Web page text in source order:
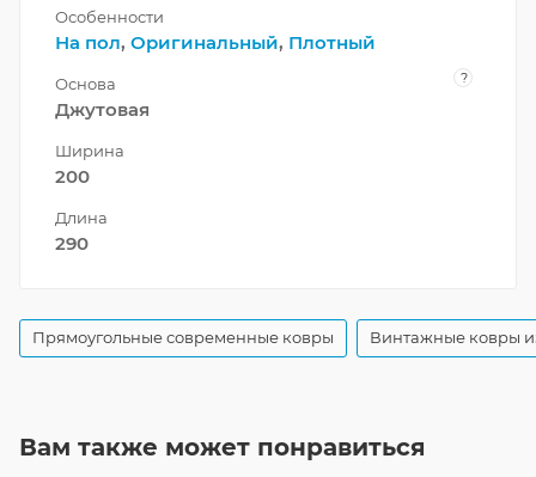
Особенности
На пол, Оригинальный, Плотный
Основа ?
Джутовая
Ширина
200
Длина
290
Прямоугольные современные ковры Винтажные ковры
Вам также может понравиться